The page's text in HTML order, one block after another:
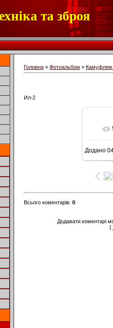
та зброя
Головна » Фотоальбом » Камуфляж
Ил-2
Додано
Всього коментарів: 0
Додавати коментарі
[